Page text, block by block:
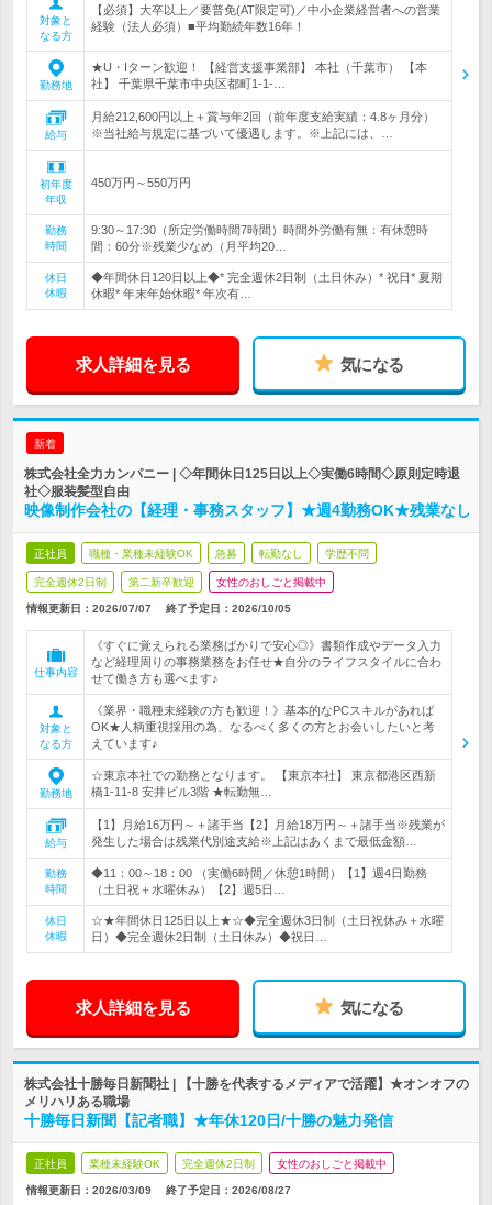
対象と
なる方
【必須】大卒以上／要普免(AT限定可)／中小企業経営者への営業
経験（法人必須）■平均勤続年数16年！
勤務地
★U・Iターン歓迎！ 【経営支援事業部】 本社（千葉市） 【本
社】 千葉県千葉市中央区都町1-1-…
給与
月給212,600円以上＋賞与年2回（前年度支給実績：4.8ヶ月分）
※当社給与規定に基づいて優遇します。※上記には、…
初年度
年収
450万円～550万円
勤務
時間
9:30～17:30（所定労働時間7時間）時間外労働有無：有休憩時
間：60分※残業少なめ（月平均20…
休日
休暇
◆年間休日120日以上◆* 完全週休2日制（土日休み）* 祝日* 夏期
休暇* 年末年始休暇* 年次有…
求人詳細を見る 気になる
新着
株式会社全力カンパニー | ◇年間休日125日以上◇実働6時間◇原則定時退
社◇服装髪型自由
映像制作会社の【経理・事務スタッフ】★週4勤務OK★残業なし
正社員 職種・業種未経験OK 急募 転勤なし 学歴不問
完全週休2日制 第二新卒歓迎 女性のおしごと掲載中
情報更新日：2026/07/07 終了予定日： 2026/10/05
仕事内容
《すぐに覚えられる業務ばかりで安心◎》書類作成やデータ入力
など経理周りの事務業務をお任せ★自分のライフスタイルに合わ
せて働き方も選べます♪
対象と
なる方
《業界・職種未経験の方も歓迎！》基本的なPCスキルがあれば
OK★人柄重視採用の為、なるべく多くの方とお会いしたいと考
えています♪
勤務地
☆東京本社での勤務となります。 【東京本社】 東京都港区西新
橋1-11-8 安井ビル3階 ★転勤無…
給与
【1】月給16万円～＋諸手当【2】月給18万円～＋諸手当※残業が
発生した場合は残業代別途支給※上記はあくまで最低金額…
勤務
時間
◆11：00～18：00 （実働6時間／休憩1時間）【1】週4日勤務
（土日祝＋水曜休み）【2】週5日…
休日
休暇
☆★年間休日125日以上★☆◆完全週休3日制（土日祝休み＋水曜
日）◆完全週休2日制（土日休み）◆祝日…
求人詳細を見る 気になる
株式会社十勝毎日新聞社 | 【十勝を代表するメディアで活躍】★オンオフの
メリハリある職場
十勝毎日新聞【記者職】★年休120日/十勝の魅力発信
正社員 業種未経験OK 完全週休2日制 女性のおしごと掲載中
情報更新日：2026/03/09 終了予定日： 2026/08/27